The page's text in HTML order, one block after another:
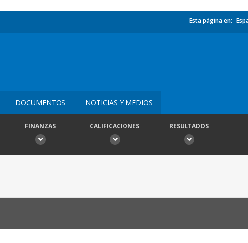
Esta página en:
DOCUMENTOS NOTICIAS Y MEDIOS
FINANZAS CALIFICACIONES RESULTADOS